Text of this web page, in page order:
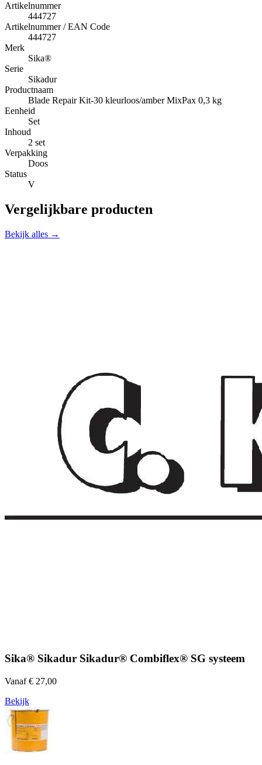
Artikelnummer
444727
Artikelnummer / EAN Code
444727
Merk
Sika®
Serie
Sikadur
Productnaam
Blade Repair Kit-30 kleurloos/amber MixPax 0,3 kg
Eenheid
Set
Inhoud
2 set
Verpakking
Doos
Status
V
Vergelijkbare producten
Bekijk alles →
Sika® Sikadur Sikadur® Combiflex® SG systeem
Vanaf € 27,00
Bekijk